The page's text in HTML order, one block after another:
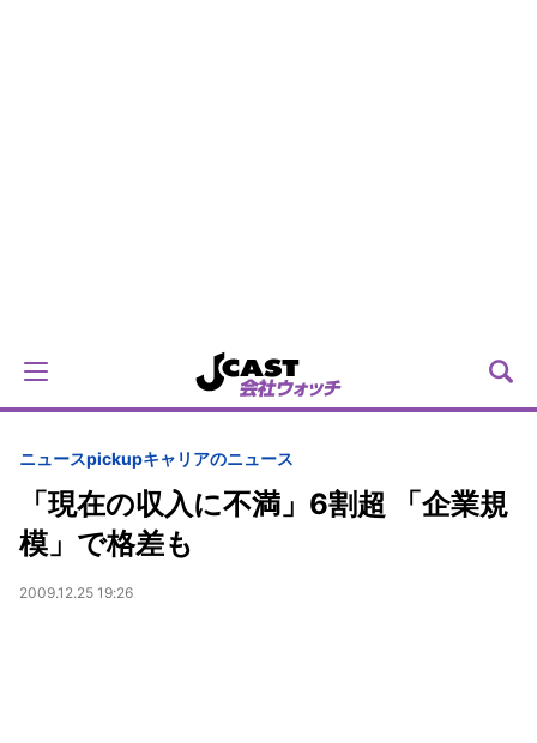
ニュースpickupキャリアのニュース
「現在の収入に不満」6割超 「企業規
模」で格差も
2009.12.25 19:26